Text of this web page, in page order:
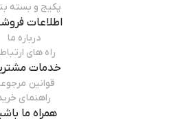
پكيج و بسته
اطلاعات
درباره ما
راه های
خدمات
قوانین
راهنمای
همراه ما